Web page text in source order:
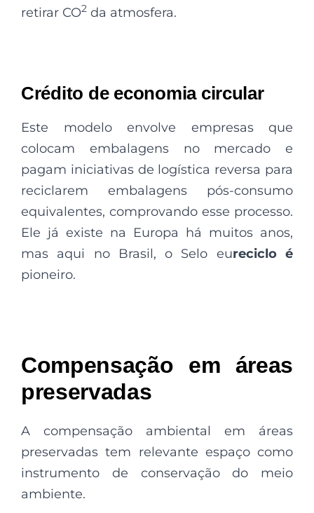
retirar CO2 da atmosfera.
Crédito de economia circular
Este modelo envolve empresas que
colocam embalagens no mercado e
pagam iniciativas de logística reversa para
reciclarem embalagens pós-consumo
equivalentes, comprovando esse processo.
Ele já existe na Europa há muitos anos,
mas aqui no Brasil, o Selo eurecicloé
pioneiro.
Compensação em áreas
preservadas
A compensação ambiental em áreas
preservadas tem relevante espaço como
instrumento de conservação do meio
ambiente.